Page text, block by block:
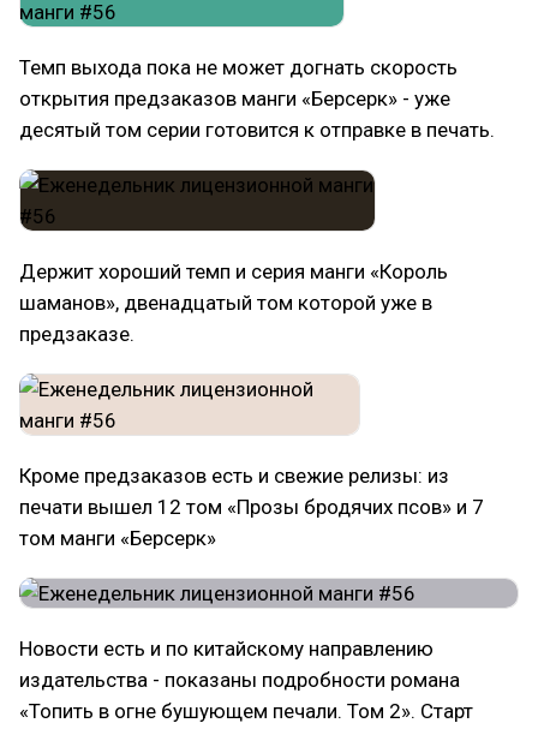
Темп выхода пока не может догнать скорость
открытия предзаказов манги «Берсерк» - уже
десятый том серии готовится к отправке в печать.
Держит хороший темп и серия манги «Король
шаманов», двенадцатый том которой уже в
предзаказе.
Кроме предзаказов есть и свежие релизы: из
печати вышел 12 том «Прозы бродячих псов» и 7
том манги «Берсерк»
Новости есть и по китайскому направлению
издательства - показаны подробности романа
«Топить в огне бушующем печали. Том 2». Старт